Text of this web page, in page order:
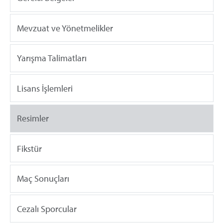
Mevzuat ve Yönetmelikler
Yarışma Talimatları
Lisans İşlemleri
Resimler
Fikstür
Maç Sonuçları
Cezalı Sporcular